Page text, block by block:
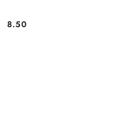
Cena:
8.50